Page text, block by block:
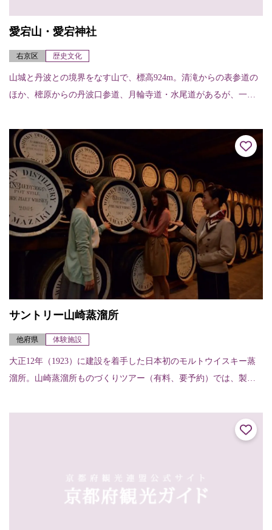
愛宕山・愛宕神社
右京区 歴史文化
山城と丹波との境界をなす山で、標高924m。清滝からの表参道の
ほか、樒原からの丹波口参道、月輪寺道・水尾道があるが、一般
社があり、古く...
サントリー山崎蒸溜所
他府県 体験施設
大正12年（1923）に建設を着手した日本初のモルトウイスキー蒸
溜所。山崎蒸溜所ものづくりツアー（有料、要予約）では、製造
のテイスティン...